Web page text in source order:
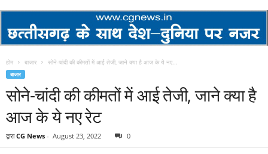
होम बाजार सोने-चांदी की कीमतों में आई तेजी, जाने क्या है आज के ये नए...
बाजार
सोने-चांदी की कीमतों में आई तेजी, जाने क्या है
आज के ये नए रेट
द्वारा CG News - August 23, 2022 0